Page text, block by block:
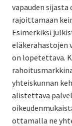
vapauden
rajoittamaan
Esimerkiksi
eläkerahastojen
on lopetettava.
yhteiskunnan
alistettava
ottamalla ne